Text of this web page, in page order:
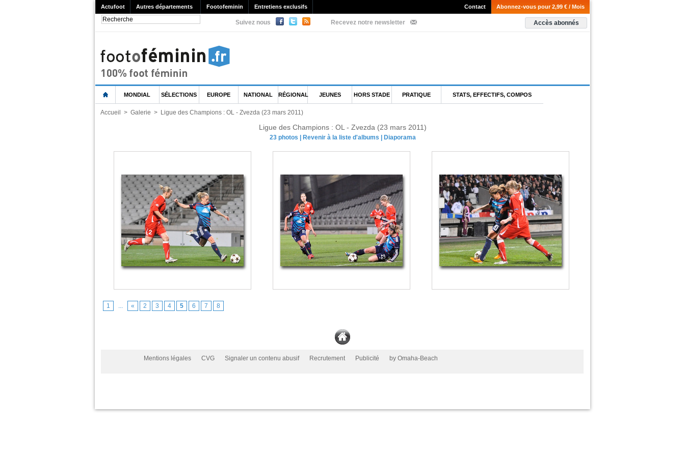
Actufoot Autres départements Footofeminin Entretiens exclusifs Abonnez-vous pour 2,99 € / Mois
Contact
Suivez nous Recevez notre newsletter Accès abonnés
MONDIAL SÉLECTIONS EUROPE NATIONAL RÉGIONAL JEUNES HORS STADE PRATIQUE STATS, EFFECTIFS, COMPOS
Accueil > Galerie > Ligue des Champions : OL - Zvezda (23 mars 2011)
Ligue des Champions : OL - Zvezda (23 mars 2011)
23 photos Revenir à la liste d'albums Diaporama
1 ... « 2 3 4 5 6 7 8
Mentions légales CVG Signaler un contenu abusif Recrutement Publicité by Omaha-Beach